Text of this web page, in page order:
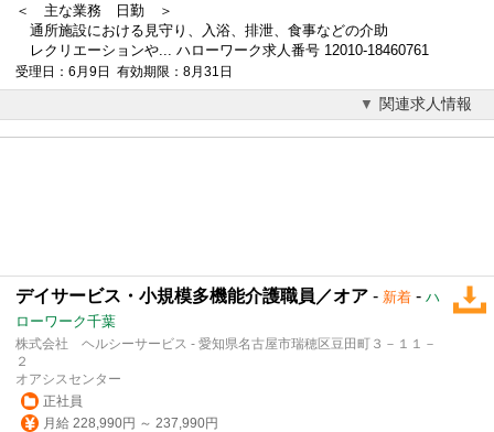
＜ 主な業務 日勤 ＞
通所施設における見守り、入浴、排泄、食事などの介助
レクリエーションや... ハローワーク求人番号 12010-18460761
受理日：6月9日 有効期限：8月31日
関連求人情報
デイサービス・小規模多機能介護職員／オア - 新着 - ハ
ローワーク千葉
株式会社 ヘルシーサービス - 愛知県名古屋市瑞穂区豆田町３－１１－
２
オアシスセンター
正社員
月給 228,990円 ～ 237,990円